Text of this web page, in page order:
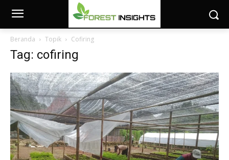
Beranda Topik Cofiring
Tag: cofiring